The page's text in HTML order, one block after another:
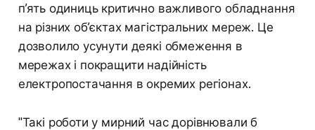
п’ять одиниць критично важливого обладнання
на різних об’єктах магістральних мереж. Це
дозволило усунути деякі обмеження в
мережах і покращити надійність
електропостачання в окремих регіонах.
"Такі роботи у мирний час дорівнювали б